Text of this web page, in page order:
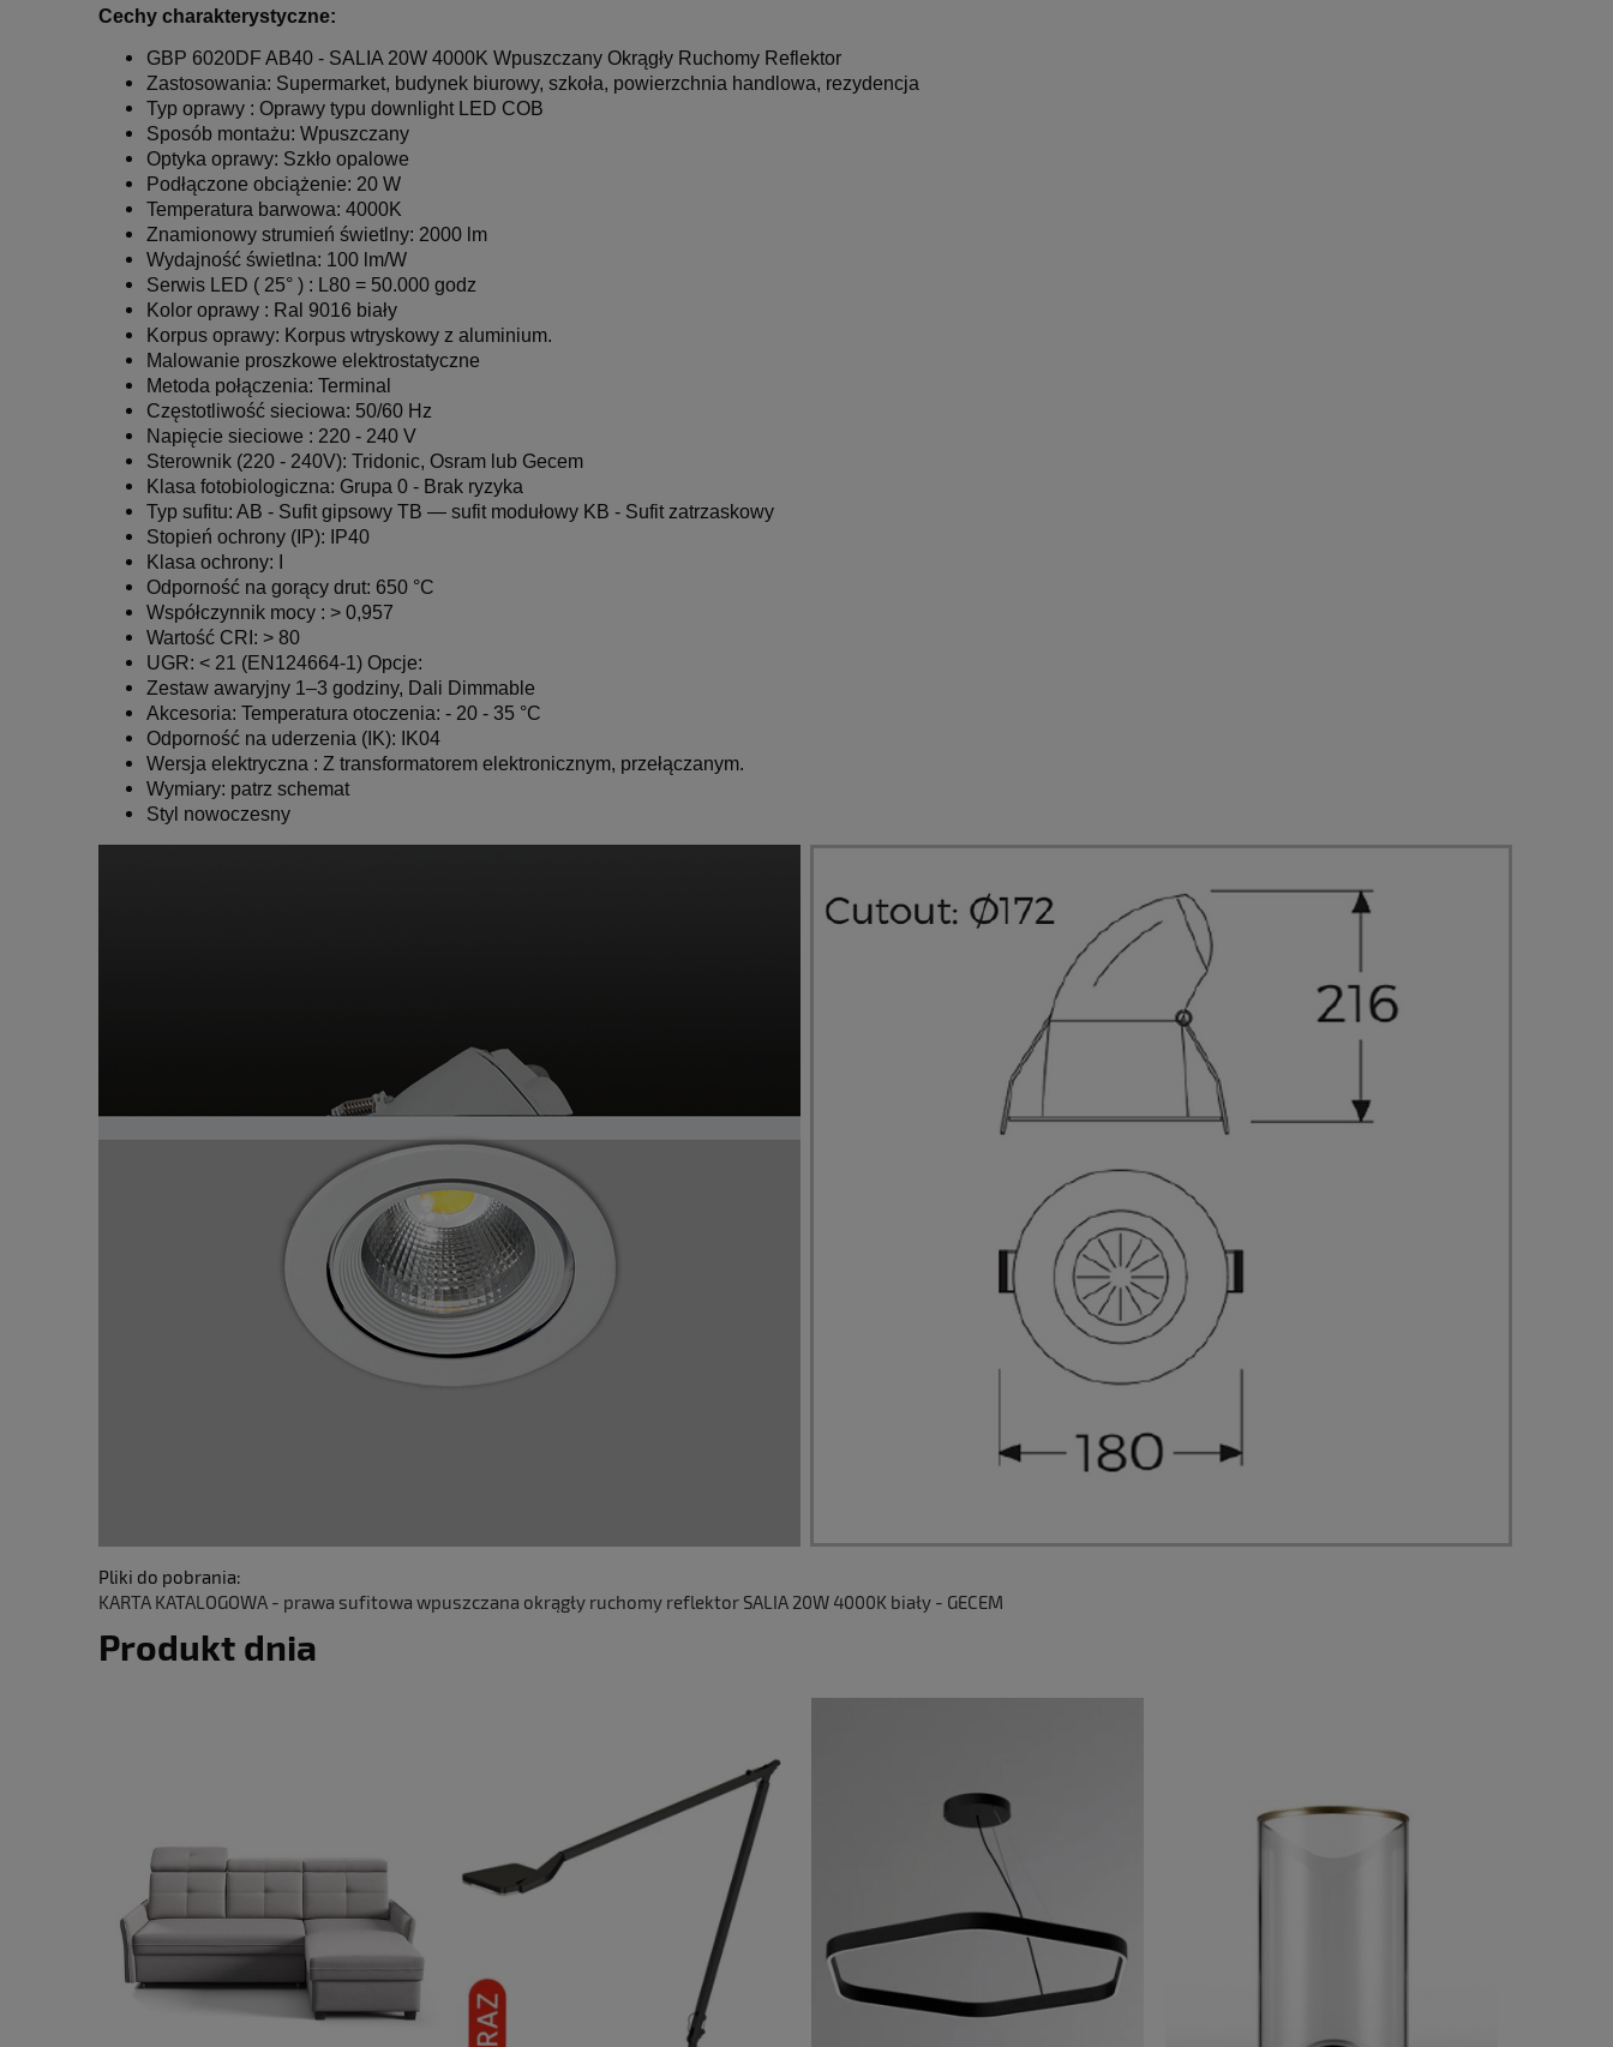
Cechy charakterystyczne:
GBP 6020DF AB40 - SALIA 20W 4000K Wpuszczany Okrągły Ruchomy Reflektor
Zastosowania: Supermarket, budynek biurowy, szkoła, powierzchnia handlowa, rezydencja
Typ oprawy : Oprawy typu downlight LED COB
Sposób montażu: Wpuszczany
Optyka oprawy: Szkło opalowe
Podłączone obciążenie: 20 W
Temperatura barwowa: 4000K
Znamionowy strumień świetlny: 2000 lm
Wydajność świetlna: 100 lm/W
Serwis LED ( 25° ) : L80 = 50.000 godz
Kolor oprawy : Ral 9016 biały
Korpus oprawy: Korpus wtryskowy z aluminium.
Malowanie proszkowe elektrostatyczne
Metoda połączenia: Terminal
Częstotliwość sieciowa: 50/60 Hz
Napięcie sieciowe : 220 - 240 V
Sterownik (220 - 240V): Tridonic, Osram lub Gecem
Klasa fotobiologiczna: Grupa 0 - Brak ryzyka
Typ sufitu: AB - Sufit gipsowy TB — sufit modułowy KB - Sufit zatrzaskowy
Stopień ochrony (IP): IP40
Klasa ochrony: I
Odporność na gorący drut: 650 °C
Współczynnik mocy : > 0,957
Wartość CRI: > 80
UGR: < 21 (EN124664-1) Opcje:
Zestaw awaryjny 1–3 godziny, Dali Dimmable
Akcesoria: Temperatura otoczenia: - 20 - 35 °C
Odporność na uderzenia (IK): IK04
Wersja elektryczna : Z transformatorem elektronicznym, przełączanym.
Wymiary: patrz schemat
Styl nowoczesny
Pliki do pobrania:
KARTA KATALOGOWA - prawa sufitowa wpuszczana okrągły ruchomy reflektor SALIA 20W 4000K biały - GECEM
Produkt dnia